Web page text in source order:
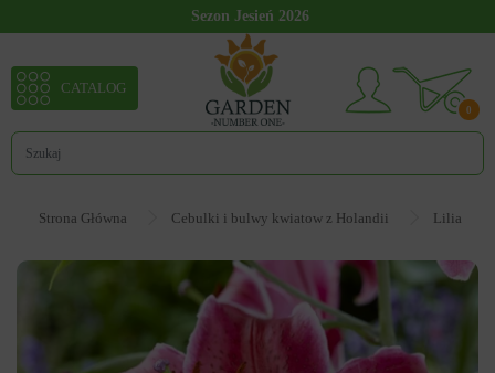
Sezon Jesień 2026
0
CATALOG
Strona Główna Cebulki i bulwy kwiatow z Holandii Lilia